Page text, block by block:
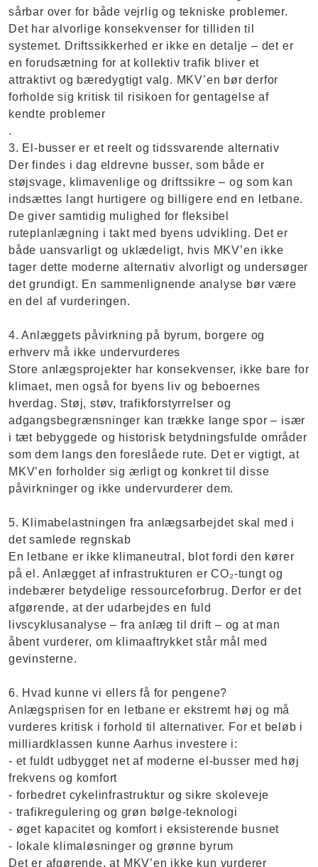
sårbar over for både vejrlig og tekniske problemer.
Det har alvorlige konsekvenser for tilliden til
systemet. Driftssikkerhed er ikke en detalje – det er
en forudsætning for at kollektiv trafik bliver et
attraktivt og bæredygtigt valg. MKV’en bør derfor
forholde sig kritisk til risikoen for gentagelse af
kendte problemer
.
3. El-busser er et reelt og tidssvarende alternativ
Der findes i dag eldrevne busser, som både er
støjsvage, klimavenlige og driftssikre – og som kan
indsættes langt hurtigere og billigere end en letbane.
De giver samtidig mulighed for fleksibel
ruteplanlægning i takt med byens udvikling. Det er
både uansvarligt og uklædeligt, hvis MKV’en ikke
tager dette moderne alternativ alvorligt og undersøger
det grundigt. En sammenlignende analyse bør være
en del af vurderingen.
4. Anlæggets påvirkning på byrum, borgere og
erhverv må ikke undervurderes
Store anlægsprojekter har konsekvenser, ikke bare for
klimaet, men også for byens liv og beboernes
hverdag. Støj, støv, trafikforstyrrelser og
adgangsbegrænsninger kan trække lange spor – især
i tæt bebyggede og historisk betydningsfulde områder
som dem langs den foreslåede rute. Det er vigtigt, at
MKV’en forholder sig ærligt og konkret til disse
påvirkninger og ikke undervurderer dem.
5. Klimabelastningen fra anlægsarbejdet skal med i
det samlede regnskab
En letbane er ikke klimaneutral, blot fordi den kører
på el. Anlægget af infrastrukturen er CO₂-tungt og
indebærer betydelige ressourceforbrug. Derfor er det
afgørende, at der udarbejdes en fuld
livscyklusanalyse – fra anlæg til drift – og at man
åbent vurderer, om klimaaftrykket står mål med
gevinsterne.
6. Hvad kunne vi ellers få for pengene?
Anlægsprisen for en letbane er ekstremt høj og må
vurderes kritisk i forhold til alternativer. For et beløb i
milliardklassen kunne Aarhus investere i:
- et fuldt udbygget net af moderne el-busser med høj
frekvens og komfort
- forbedret cykelinfrastruktur og sikre skoleveje
- trafikregulering og grøn bølge-teknologi
- øget kapacitet og komfort i eksisterende busnet
- lokale klimaløsninger og grønne byrum
Det er afgørende, at MKV’en ikke kun vurderer